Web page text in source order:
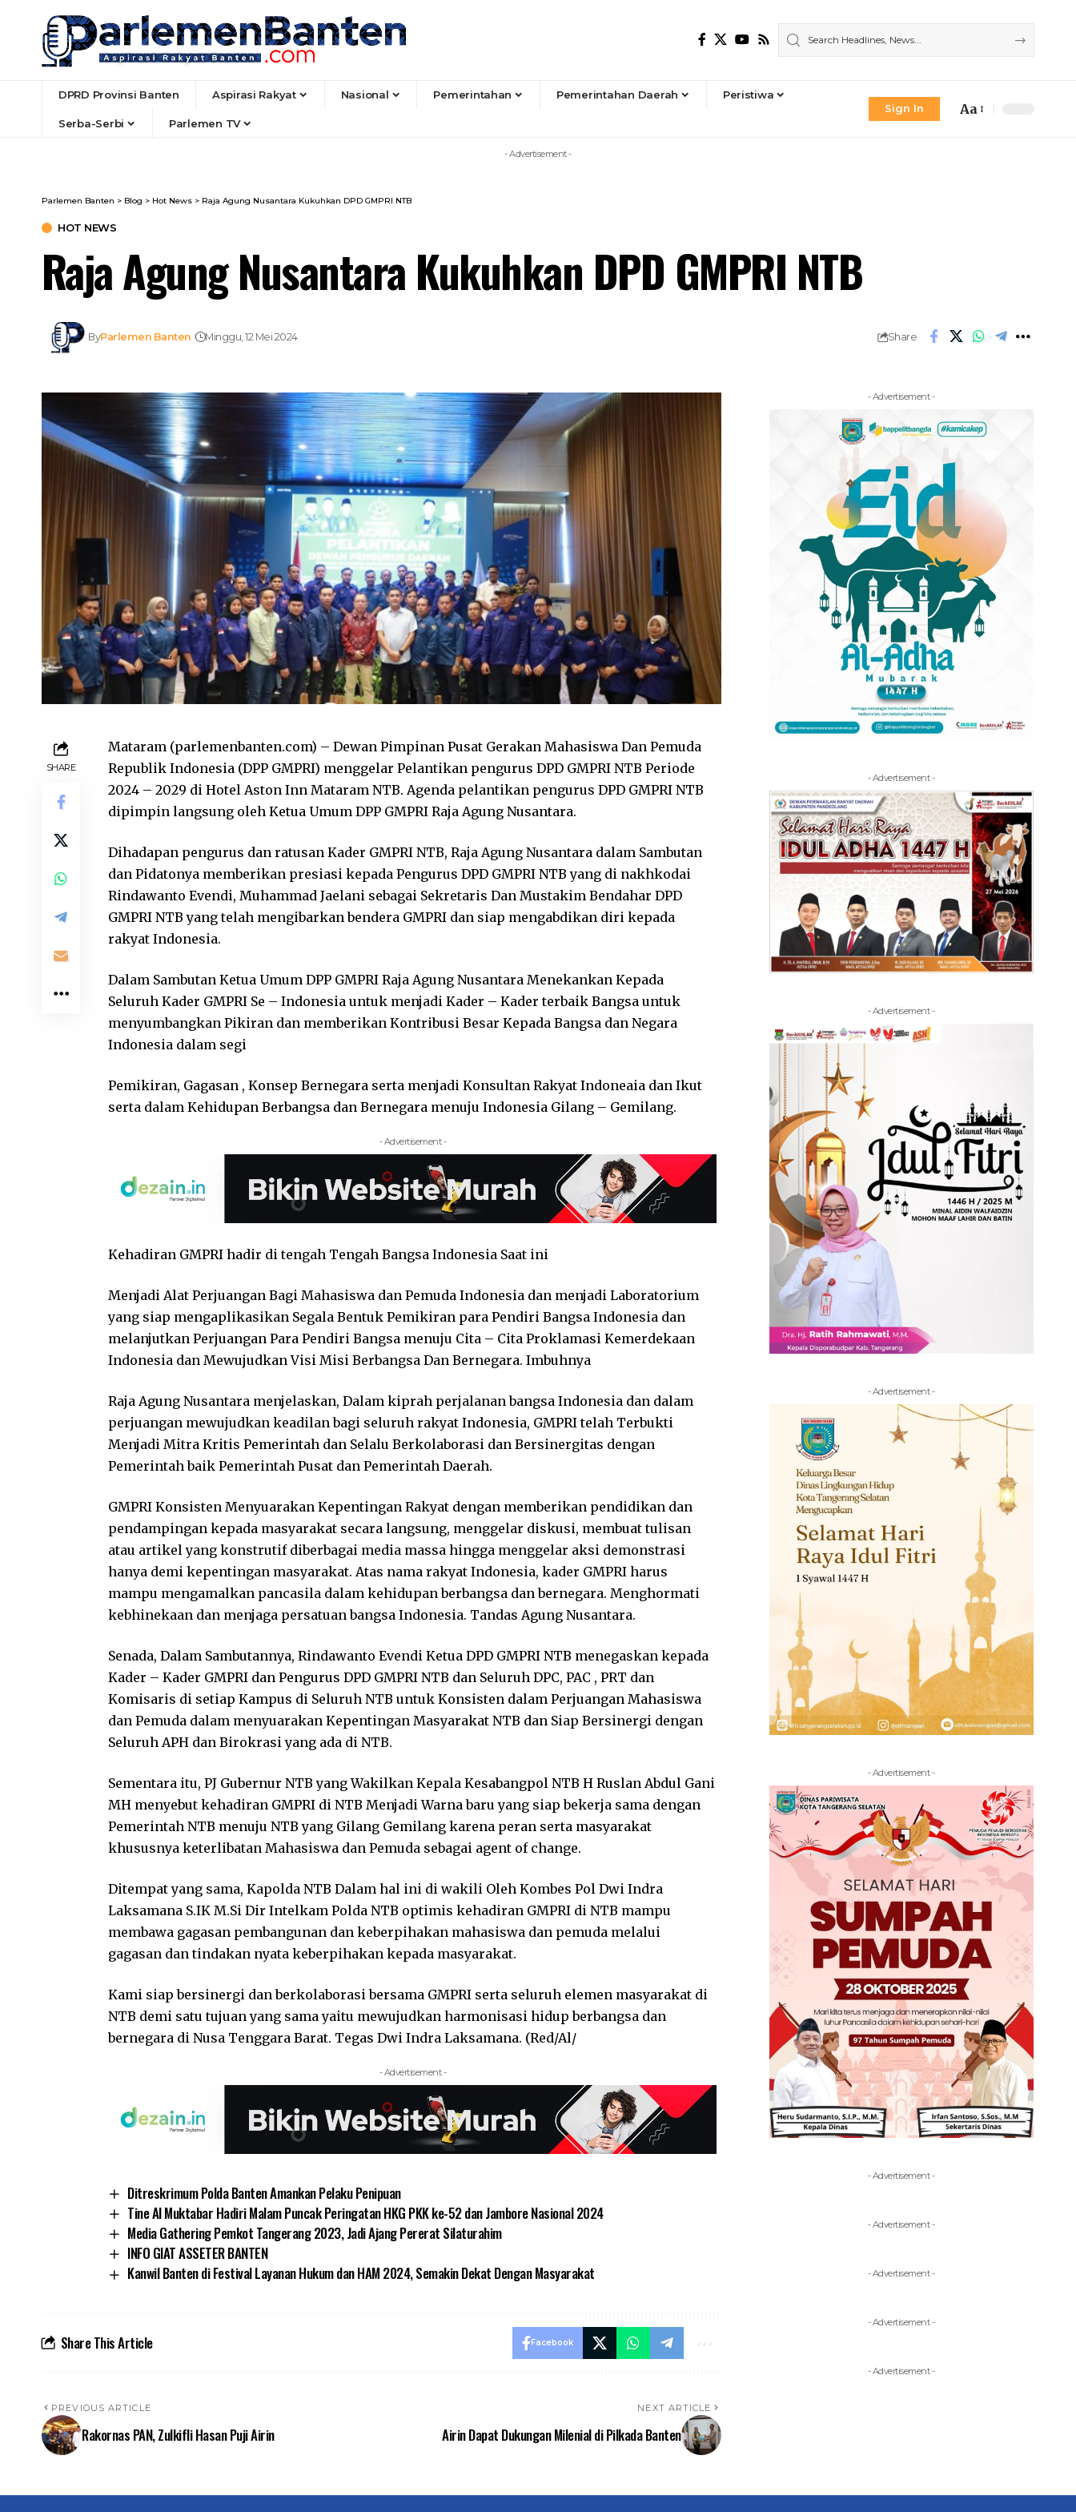
DPRD Provinsi Banten Aspirasi Rakyat Nasional Pemerintahan Pemerintahan Daerah Peristiwa
Serba-Serbi Parlemen TV
Sign In
Font
Aa
- Advertisement -
Parlemen Banten > Blog > Hot News > Raja Agung Nusantara Kukuhkan DPD GMPRI NTB
HOT NEWS
Raja Agung Nusantara Kukuhkan DPD GMPRI NTB
ByParlemen Banten Minggu, 12 Mei 2024 Share
SHARE
Mataram (parlemenbanten.com) – Dewan Pimpinan Pusat Gerakan Mahasiswa Dan Pemuda
Republik Indonesia (DPP GMPRI) menggelar Pelantikan pengurus DPD GMPRI NTB Periode
2024 – 2029 di Hotel Aston Inn Mataram NTB. Agenda pelantikan pengurus DPD GMPRI NTB
dipimpin langsung oleh Ketua Umum DPP GMPRI Raja Agung Nusantara.
Dihadapan pengurus dan ratusan Kader GMPRI NTB, Raja Agung Nusantara dalam Sambutan
dan Pidatonya memberikan presiasi kepada Pengurus DPD GMPRI NTB yang di nakhkodai
Rindawanto Evendi, Muhammad Jaelani sebagai Sekretaris Dan Mustakim Bendahar DPD
GMPRI NTB yang telah mengibarkan bendera GMPRI dan siap mengabdikan diri kepada
rakyat Indonesia.
Dalam Sambutan Ketua Umum DPP GMPRI Raja Agung Nusantara Menekankan Kepada
Seluruh Kader GMPRI Se – Indonesia untuk menjadi Kader – Kader terbaik Bangsa untuk
menyumbangkan Pikiran dan memberikan Kontribusi Besar Kepada Bangsa dan Negara
Indonesia dalam segi
Pemikiran, Gagasan , Konsep Bernegara serta menjadi Konsultan Rakyat Indoneaia dan Ikut
serta dalam Kehidupan Berbangsa dan Bernegara menuju Indonesia Gilang – Gemilang.
- Advertisement -
Kehadiran GMPRI hadir di tengah Tengah Bangsa Indonesia Saat ini
Menjadi Alat Perjuangan Bagi Mahasiswa dan Pemuda Indonesia dan menjadi Laboratorium
yang siap mengaplikasikan Segala Bentuk Pemikiran para Pendiri Bangsa Indonesia dan
melanjutkan Perjuangan Para Pendiri Bangsa menuju Cita – Cita Proklamasi Kemerdekaan
Indonesia dan Mewujudkan Visi Misi Berbangsa Dan Bernegara. Imbuhnya
Raja Agung Nusantara menjelaskan, Dalam kiprah perjalanan bangsa Indonesia dan dalam
perjuangan mewujudkan keadilan bagi seluruh rakyat Indonesia, GMPRI telah Terbukti
Menjadi Mitra Kritis Pemerintah dan Selalu Berkolaborasi dan Bersinergitas dengan
Pemerintah baik Pemerintah Pusat dan Pemerintah Daerah.
GMPRI Konsisten Menyuarakan Kepentingan Rakyat dengan memberikan pendidikan dan
pendampingan kepada masyarakat secara langsung, menggelar diskusi, membuat tulisan
atau artikel yang konstrutif diberbagai media massa hingga menggelar aksi demonstrasi
hanya demi kepentingan masyarakat. Atas nama rakyat Indonesia, kader GMPRI harus
mampu mengamalkan pancasila dalam kehidupan berbangsa dan bernegara. Menghormati
kebhinekaan dan menjaga persatuan bangsa Indonesia. Tandas Agung Nusantara.
Senada, Dalam Sambutannya, Rindawanto Evendi Ketua DPD GMPRI NTB menegaskan kepada
Kader – Kader GMPRI dan Pengurus DPD GMPRI NTB dan Seluruh DPC, PAC , PRT dan
Komisaris di setiap Kampus di Seluruh NTB untuk Konsisten dalam Perjuangan Mahasiswa
dan Pemuda dalam menyuarakan Kepentingan Masyarakat NTB dan Siap Bersinergi dengan
Seluruh APH dan Birokrasi yang ada di NTB.
Sementara itu, PJ Gubernur NTB yang Wakilkan Kepala Kesabangpol NTB H Ruslan Abdul Gani
MH menyebut kehadiran GMPRI di NTB Menjadi Warna baru yang siap bekerja sama dengan
Pemerintah NTB menuju NTB yang Gilang Gemilang karena peran serta masyarakat
khususnya keterlibatan Mahasiswa dan Pemuda sebagai agent of change.
Ditempat yang sama, Kapolda NTB Dalam hal ini di wakili Oleh Kombes Pol Dwi Indra
Laksamana S.IK M.Si Dir Intelkam Polda NTB optimis kehadiran GMPRI di NTB mampu
membawa gagasan pembangunan dan keberpihakan mahasiswa dan pemuda melalui
gagasan dan tindakan nyata keberpihakan kepada masyarakat.
Kami siap bersinergi dan berkolaborasi bersama GMPRI serta seluruh elemen masyarakat di
NTB demi satu tujuan yang sama yaitu mewujudkan harmonisasi hidup berbangsa dan
bernegara di Nusa Tenggara Barat. Tegas Dwi Indra Laksamana. (Red/Al/
- Advertisement -
Ditreskrimum Polda Banten Amankan Pelaku Penipuan
Tine Al Muktabar Hadiri Malam Puncak Peringatan HKG PKK ke-52 dan Jambore Nasional 2024
Media Gathering Pemkot Tangerang 2023, Jadi Ajang Pererat Silaturahim
INFO GIAT ASSETER BANTEN
Kanwil Banten di Festival Layanan Hukum dan HAM 2024, Semakin Dekat Dengan Masyarakat
Share This Article Facebook
PREVIOUS ARTICLE
Rakornas PAN, Zulkifli Hasan Puji Airin
NEXT ARTICLE
Airin Dapat Dukungan Milenial di Pilkada Banten
- Advertisement -
- Advertisement -
- Advertisement -
- Advertisement -
- Advertisement -
- Advertisement -
- Advertisement -
- Advertisement -
- Advertisement -
- Advertisement -